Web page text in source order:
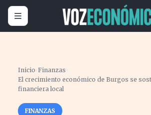
Inicio ›Finanzas ›
El crecimiento económico de Burgos se
financiera local
FINANZAS